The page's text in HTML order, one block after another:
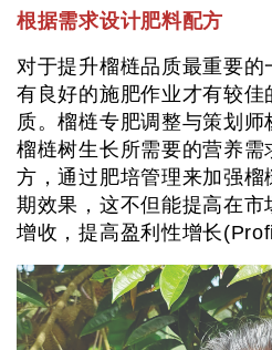
根据需求设计肥料配方
对于提升榴梿品质最重要
有良好的施肥作业才有较佳
质。榴梿专肥调整与策划
榴梿树生长所需要的营养
方，通过肥培管理来加强
期效果，这不但能提高在
增收，提高盈利性增长